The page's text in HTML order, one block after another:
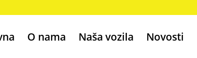
O nama Naša vozila Novosti